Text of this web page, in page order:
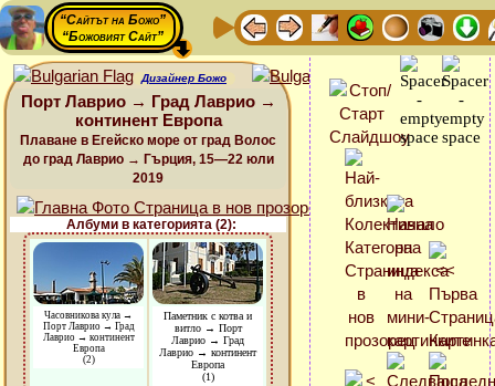
“Сайтът на Божо”
“Божовият Сайт”
Дизайнер Божо
Порт Лаврио → Град Лаврио →
континент Европа
Плаване в Егейско море от град Волос
до град Лаврио → Гърция, 15—22 юли
2019
Албуми в категорията (2):
Часовникова кула →
Порт Лаврио → Град
Лаврио → континент
Европа
(2)
Паметник с котва и
витло → Порт
Лаврио → Град
Лаврио → континент
Европа
(1)